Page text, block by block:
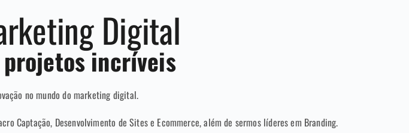
Digital
incríveis
no mundo do marketing digital.
Captação, Desenvolvimento de Sites e Ecommerce, além de sermos líderes em Branding.